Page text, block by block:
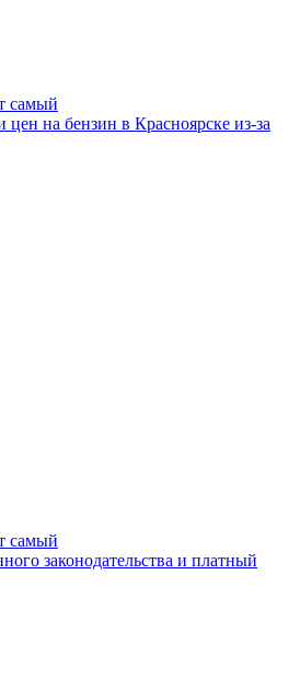
самый
на бензин в Красноярске из-за
самый
законодательства и платный